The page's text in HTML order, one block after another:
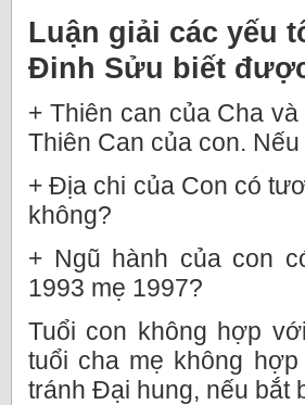
Luận giải các yếu
Đinh Sửu biết
+ Thiên can của Cha
Thiên Can của con.
+ Địa chi của Con có
không?
+ Ngũ hành của con
1993 mẹ 1997?
Tuổi con không hợp
tuổi cha mẹ không
tránh Đại hung, nếu bắt